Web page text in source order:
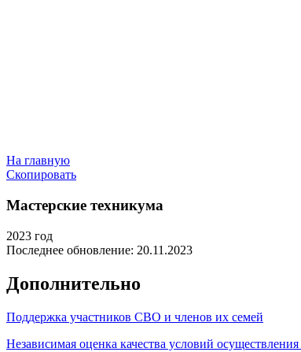
На главную
Скопировать
Мастерские техникума
2023 год
Последнее обновление: 20.11.2023
Дополнительно
Поддержка участников СВО и членов их семей
Независимая оценка качества условий осуществления